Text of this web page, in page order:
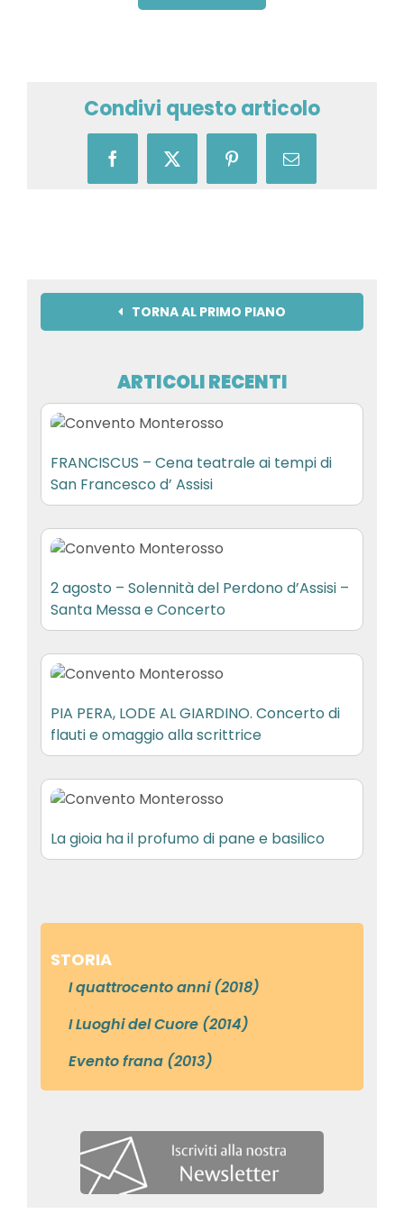
Condivi questo articolo
FacebookX PinterestEmail
TORNA AL PRIMO PIANO
ARTICOLI RECENTI
FRANCISCUS – Cena teatrale ai tempi di
San Francesco d’ Assisi
2 agosto – Solennità del Perdono d’Assisi –
Santa Messa e Concerto
PIA PERA, LODE AL GIARDINO. Concerto di
flauti e omaggio alla scrittrice
La gioia ha il profumo di pane e basilico
STORIA
I quattrocento anni (2018)
I Luoghi del Cuore (2014)
Evento frana (2013)